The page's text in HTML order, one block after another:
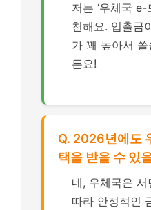
저는 ‘우체국 e-
천해요. 입출금
가 꽤 높아서
든요!
Q. 2026년에도
택을 받을 수 있
네, 우체국은
따라 안정적인